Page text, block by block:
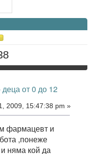
от 0 до 12
2009, 15:47:38 pm »
фармацевт и
,понеже
няма кой да